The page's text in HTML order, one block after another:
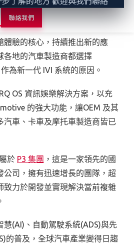
聯絡我們
，具備自帶的開放性、客製化能
多創新的 Android 開發者將駕駛
體驗的核心，持續推出新的應
各地的汽車製造商都選擇
為新一代 IVI 系統的原因。
OS 資訊娛樂解決方案，以充
的強大功能，讓OEM 及其
汽車、卡車及摩托車製造商皆已
於 P3 集團 ，這是一家領先的國
公司，擁有迅速增長的團隊，超
致力於開發並實現解決當前複雜
慧(AI) 、自動駕駛系統(ADS)與先
的普及，全球汽車產業變得日趨